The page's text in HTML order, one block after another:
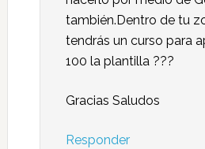
también.Dentro de tu
tendrás un curso para
100 la plantilla ???
Gracias Saludos
Responder